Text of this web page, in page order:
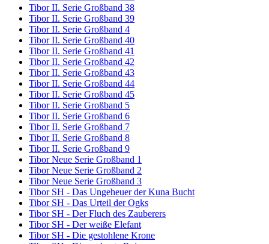
Tibor II. Serie Großband 38
Tibor II. Serie Großband 39
Tibor II. Serie Großband 4
Tibor II. Serie Großband 40
Tibor II. Serie Großband 41
Tibor II. Serie Großband 42
Tibor II. Serie Großband 43
Tibor II. Serie Großband 44
Tibor II. Serie Großband 45
Tibor II. Serie Großband 5
Tibor II. Serie Großband 6
Tibor II. Serie Großband 7
Tibor II. Serie Großband 8
Tibor II. Serie Großband 9
Tibor Neue Serie Großband 1
Tibor Neue Serie Großband 2
Tibor Neue Serie Großband 3
Tibor SH - Das Ungeheuer der Kuna Bucht
Tibor SH - Das Urteil der Ogks
Tibor SH - Der Fluch des Zauberers
Tibor SH - Der weiße Elefant
Tibor SH - Die gestohlene Krone